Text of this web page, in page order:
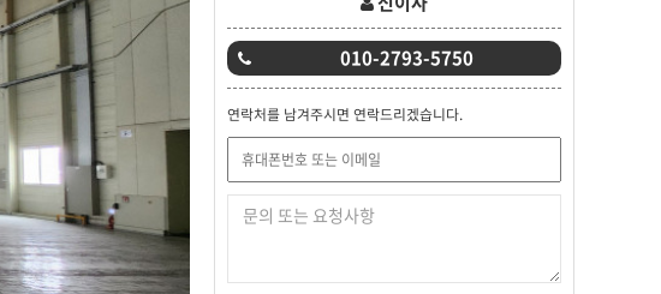
010-2793-5750
연락처를 남겨주시면 연락드리겠습니다.